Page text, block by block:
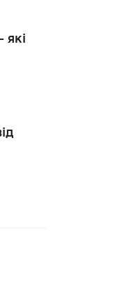
які